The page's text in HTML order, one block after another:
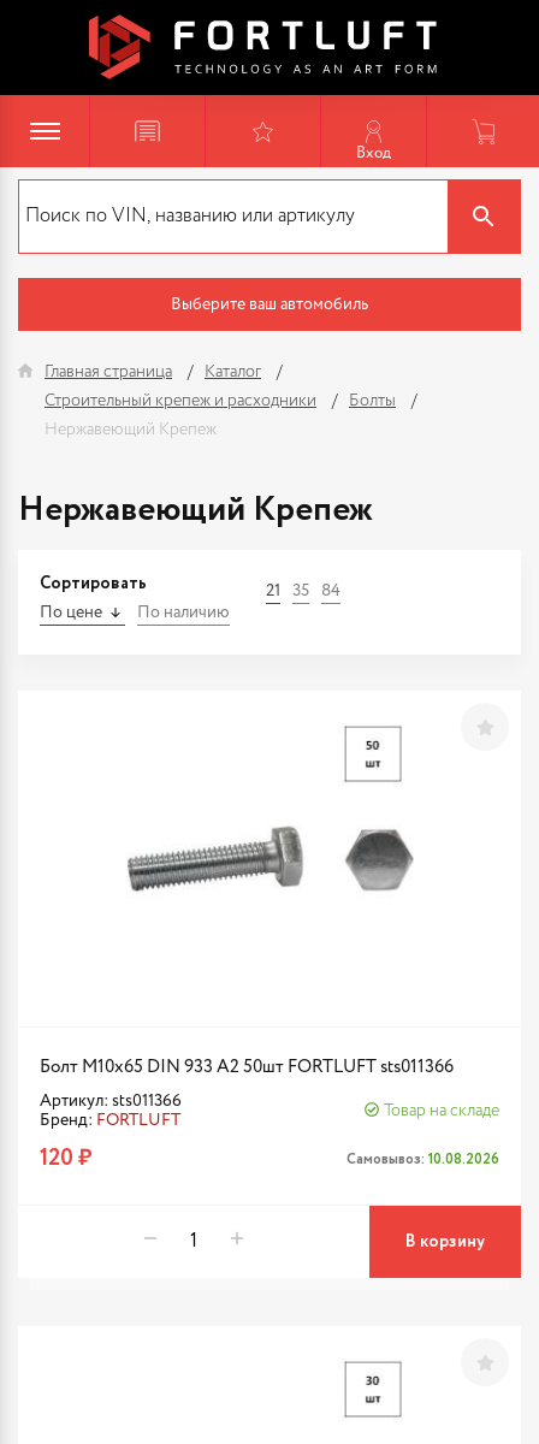
Вход
Выберите ваш автомобиль
Главная страница
Каталог
Строительный крепеж и расходники
Болты
Нержавеющий Крепеж
Нержавеющий Крепеж
Сортировать
По цене По наличию
21 35 84
Болт М10х65 DIN 933 A2 50шт FORTLUFT sts011366
Артикул: sts011366
Бренд: FORTLUFT
Товар на складе
120 ₽ Самовывоз: 10.08.2026
В корзину